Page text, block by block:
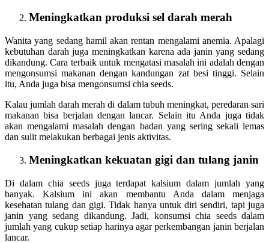
Meningkatkan produksi sel darah merah
Wanita yang sedang hamil akan rentan mengalami anemia. Apalagi
kebutuhan darah juga meningkatkan karena ada janin yang sedang
dikandung. Cara terbaik untuk mengatasi masalah ini adalah dengan
mengonsumsi makanan dengan kandungan zat besi tinggi. Selain
itu, Anda juga bisa mengonsumsi chia seeds.
Kalau jumlah darah merah di dalam tubuh meningkat, peredaran sari
makanan bisa berjalan dengan lancar. Selain itu Anda juga tidak
akan mengalami masalah dengan badan yang sering sekali lemas
dan sulit melakukan berbagai jenis aktivitas.
Meningkatkan kekuatan gigi dan tulang janin
Di dalam chia seeds juga terdapat kalsium dalam jumlah yang
banyak. Kalsium ini akan membantu Anda dalam menjaga
kesehatan tulang dan gigi. Tidak hanya untuk diri sendiri, tapi juga
janin yang sedang dikandung. Jadi, konsumsi chia seeds dalam
jumlah yang cukup setiap harinya agar perkembangan janin berjalan
lancar.